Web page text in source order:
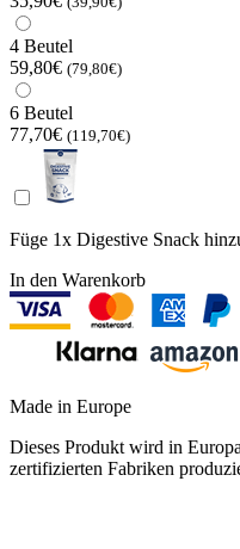
4 Beutel
59,80€ (79,80€)
6 Beutel
77,70€ (119,70€)
Füge 1x Digestive Snack
In den Warenkorb
Made in Europe
Dieses Produkt wird in
zertifizierten Fabriken